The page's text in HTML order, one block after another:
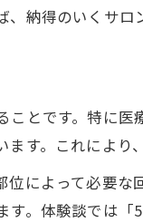
納得のいくサロ
とです。特に
す。これにより
によって必要
。体験談では